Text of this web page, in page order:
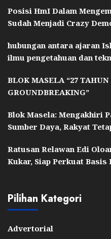
Posisi HmI Dalam
Sudah Menjadi Crazy
hubungan antara ajaran
ilmu pengetahuan dan
BLOK MASELA “27
GROUNDBREAKING”
Blok Masela: Mengakhiri
Sumber Daya, Rakyat
Ratusan Relawan Edi
Kukar, Siap Perkuat Basis
Pilihan Kategori
Advertorial